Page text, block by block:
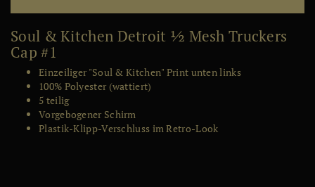
Soul & Kitchen Detroit ½ Mesh Truckers
Cap #1
Einzeiliger "Soul & Kitchen" Print unten links
100% Polyester (wattiert)
5 teilig
Vorgebogener Schirm
Plastik-Klipp-Verschluss im Retro-Look